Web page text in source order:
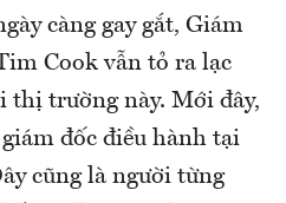
càng gay gắt, Giám
Cook vẫn tỏ ra lạc
thị trường này. Mới đây,
đốc điều hành tại
cũng là người từng